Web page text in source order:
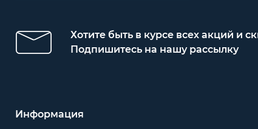
Хотите быть в курсе всех акций и
Подпишитесь на нашу рассылку
Информация